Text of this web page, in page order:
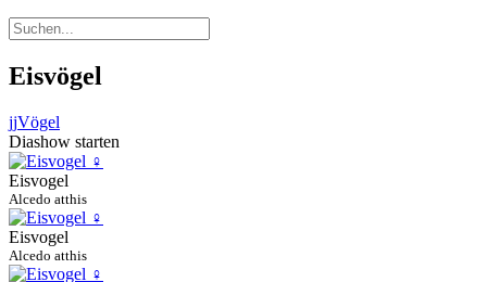
Eisvögel
jjVögel
Diashow starten
Eisvogel
Alcedo atthis
Eisvogel
Alcedo atthis